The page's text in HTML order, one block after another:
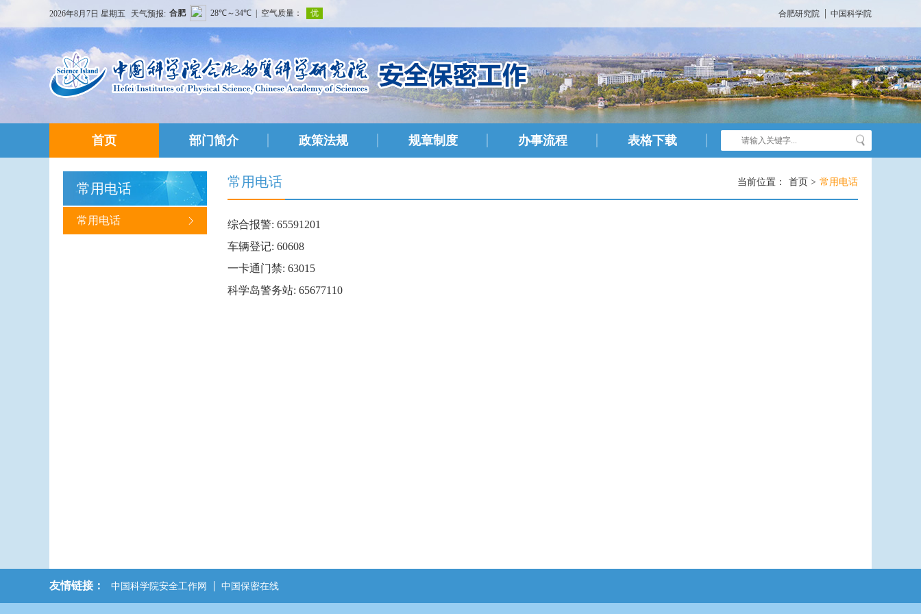
2026年8月7日 星期五 天气预报: 合肥研究院 中国科学院
首页 部门简介 政策法规 规章制度 办事流程 表格下载
常用电话
常用电话
常用电话 当前位置： 首页 > 常用电话
综合报警: 65591201
车辆登记: 60608
一卡通门禁: 63015
科学岛警务站: 65677110
友情链接： 中国科学院安全工作网 中国保密在线